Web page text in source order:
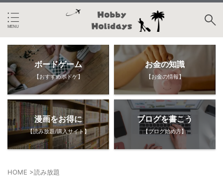
ボードゲーム
【おすすめボドゲ】
お金の知識
【お金の情報】
漫画をお得に
【読み放題/購入サイト】
ブログを書こう
【ブログ始め方】
HOME >読み放題